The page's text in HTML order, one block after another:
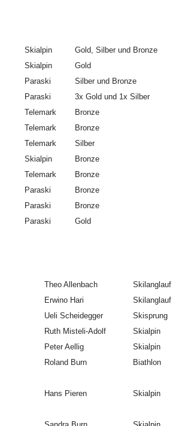
Skialpin
Gold, Silber und Bronze
Skialpin
Gold
Paraski
Silber und Bronze
Paraski
3x Gold und 1x Silber
Telemark
Bronze
Telemark
Bronze
Telemark
Silber
Skialpin
Bronze
Telemark
Bronze
Paraski
Bronze
Paraski
Bronze
Paraski Gold
Theo Allenbach
Skilanglauf
Erwino Hari
Skilanglauf
Ueli Scheidegger
Skisprung
Ruth Misteli-Adolf
Skialpin
Peter Aellig
Skialpin
Roland Burn
Biathlon
Hans Pieren
Skialpin